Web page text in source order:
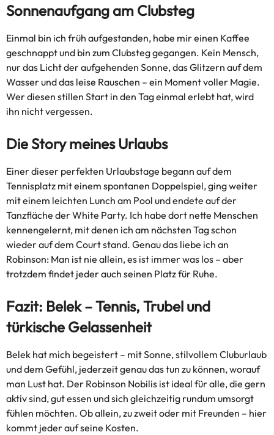
Sonnenaufgang am Clubsteg
Einmal bin ich früh aufgestanden, habe mir einen Kaffee
geschnappt und bin zum Clubsteg gegangen. Kein Mensch,
nur das Licht der aufgehenden Sonne, das Glitzern auf dem
Wasser und das leise Rauschen – ein Moment voller Magie.
Wer diesen stillen Start in den Tag einmal erlebt hat, wird
ihn nicht vergessen.
Die Story meines Urlaubs
Einer dieser perfekten Urlaubstage begann auf dem
Tennisplatz mit einem spontanen Doppelspiel, ging weiter
mit einem leichten Lunch am Pool und endete auf der
Tanzfläche der White Party. Ich habe dort nette Menschen
kennengelernt, mit denen ich am nächsten Tag schon
wieder auf dem Court stand. Genau das liebe ich an
Robinson: Man ist nie allein, es ist immer was los – aber
trotzdem findet jeder auch seinen Platz für Ruhe.
Fazit: Belek – Tennis, Trubel und
türkische Gelassenheit
Belek hat mich begeistert – mit Sonne, stilvollem Cluburlaub
und dem Gefühl, jederzeit genau das tun zu können, worauf
man Lust hat. Der Robinson Nobilis ist ideal für alle, die gern
aktiv sind, gut essen und sich gleichzeitig rundum umsorgt
fühlen möchten. Ob allein, zu zweit oder mit Freunden – hier
kommt jeder auf seine Kosten.